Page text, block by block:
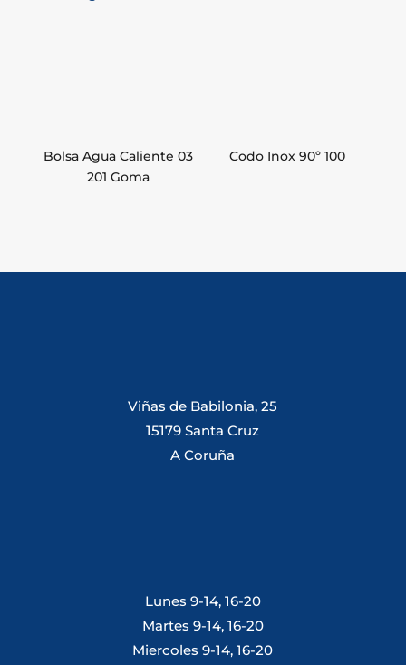
Bolsa Agua Caliente 03
201 Goma
Codo Inox 90º 100
Viñas de Babilonia, 25
15179 Santa Cruz
A Coruña
Lunes 9-14, 16-20
Martes 9-14, 16-20
Miercoles 9-14, 16-20